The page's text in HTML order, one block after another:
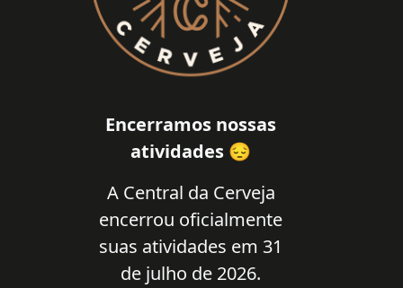
Encerramos nossas
atividades 😔
A Central da Cerveja
encerrou oficialmente
suas atividades em 31
de julho de 2026.